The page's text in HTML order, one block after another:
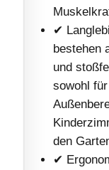
✔
bestehen
und
sowohl
den
✔